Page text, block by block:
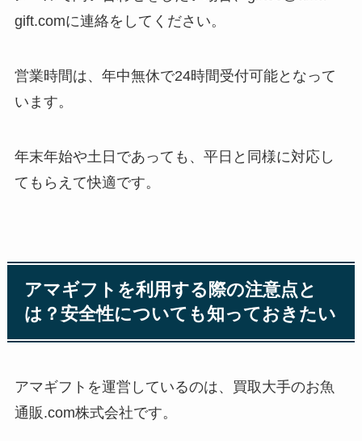
gift.comに連絡をしてください。
営業時間は、年中無休で24時間受付可能となって
います。
年末年始や土日であっても、平日と同様に対応し
てもらえて快適です。
アマギフトを利用する際の注意点と
は？安全性についても知っておきたい
アマギフトを運営しているのは、買取大手のお魚
通販.com株式会社です。